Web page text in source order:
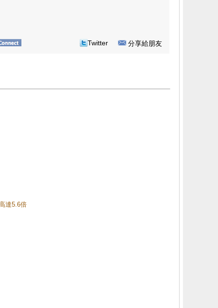
Twitter 分享給朋友
達5.6倍